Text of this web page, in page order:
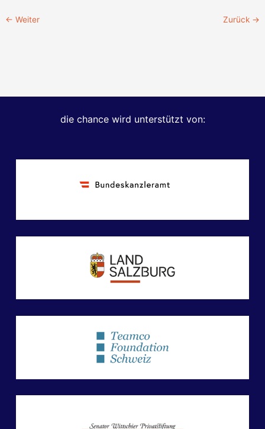
← Weiter Zurück →
die chance wird unterstützt von: